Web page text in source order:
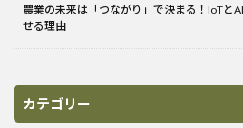
農業の未来は「つながり」で決まる！IoTと
せる理由
カテゴリー